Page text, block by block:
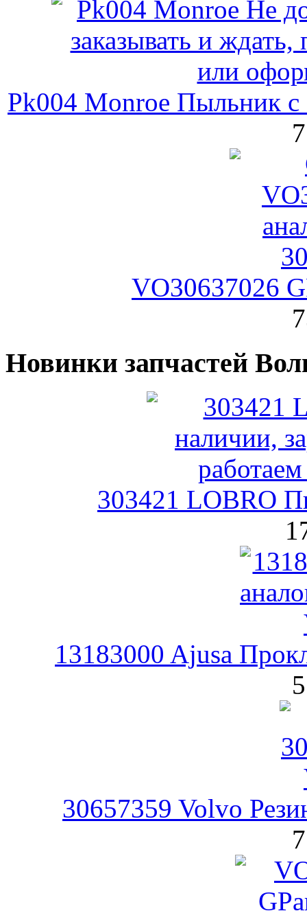
Pk004 Monroe Пыльник с
VO30637026
Новинки запчастей
303421 LOBRO
13183000 Ajusa
30657359 Volvo